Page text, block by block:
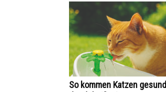
So kommen Katzen gesund